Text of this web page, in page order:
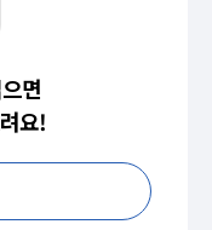
면
요!